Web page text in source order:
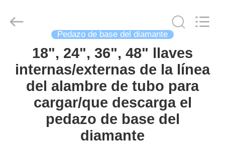
HOGAR
PRODUCTOS
Sinovo
Heavy
Pedazo de base del diamante
18", 24", 36", 48" llaves
internas/externas de la línea
del alambre de tubo para
cargar/que descarga el
pedazo de base del
diamante